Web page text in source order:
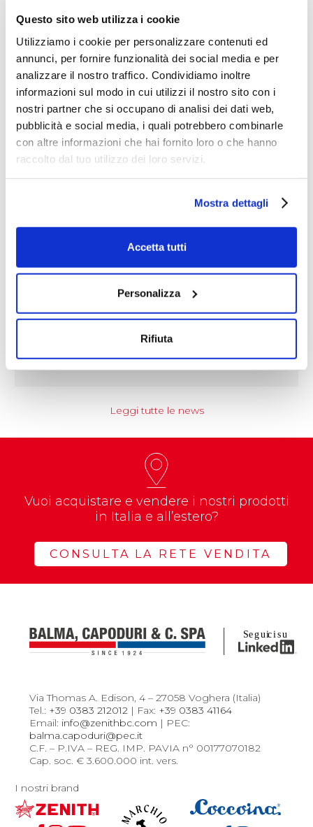
Questo sito web utilizza i cookie
Utilizziamo i cookie per personalizzare contenuti ed
annunci, per fornire funzionalità dei social media e per
analizzare il nostro traffico. Condividiamo inoltre
informazioni sul modo in cui utilizzi il nostro sito con i
nostri partner che si occupano di analisi dei dati web,
pubblicità e social media, i quali potrebbero combinarle
con altre informazioni che hai fornito loro o che hanno
raccolto dal tuo utilizzo dei loro servizi.
Mostra dettagli
Accetta tutti
Personalizza
Rifiuta
Coccoina protagonista di un progetto
educational nazionale
Leggi tutte le news
Vuoi acquistare e vendere i nostri prodotti
in Italia e all’estero?
CONSULTA LA RETE VENDITA
Via Thomas A. Edison, 4 – 27058 Voghera (Italia)
Tel.: +39 0383 212012 | Fax: +39 0383 41164
Email: info@zenithbc.com | PEC:
balma.capoduri@pec.it
C.F. – P.IVA – REG. IMP. PAVIA n° 00177070182
Cap. soc. € 3.600.000 int. vers.
I nostri brand